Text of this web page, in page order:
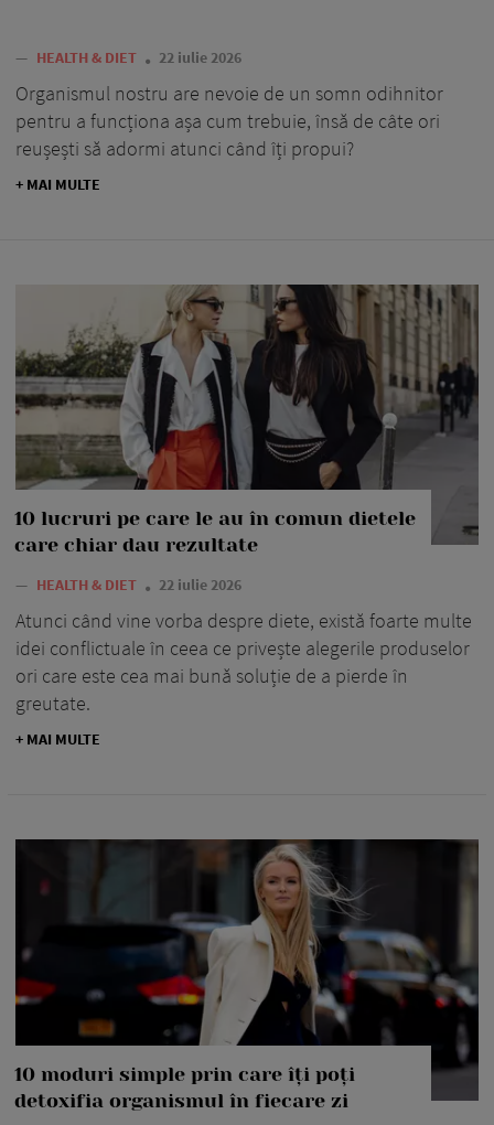
— HEALTH & DIET 22 iulie 2026
Organismul nostru are nevoie de un somn odihnitor
pentru a funcționa așa cum trebuie, însă de câte ori
reușești să adormi atunci când îți propui?
+ MAI MULTE
10 lucruri pe care le au în comun dietele
care chiar dau rezultate
— HEALTH & DIET 22 iulie 2026
Atunci când vine vorba despre diete, există foarte multe
idei conflictuale în ceea ce privește alegerile produselor
ori care este cea mai bună soluție de a pierde în
greutate.
+ MAI MULTE
10 moduri simple prin care îți poți
detoxifia organismul în fiecare zi